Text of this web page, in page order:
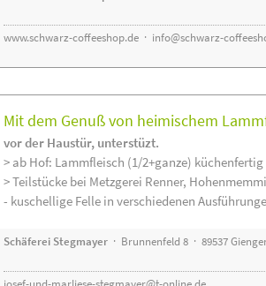
www.schwarz-coffeeshop.de · info@schwarz-
Mit dem Genuß von heimischem
vor der Haustür, unterstüzt.
> ab Hof: Lammfleisch (1/2+ganze)
> Teilstücke bei Metzgerei Renner,
- kuschellige Felle in verschiedenen
Schäferei Stegmayer · Brunnenfeld 8 · 89537